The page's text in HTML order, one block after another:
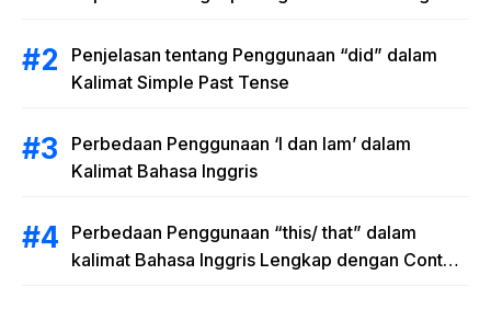
Penjelasan tentang Penggunaan “did” dalam
Kalimat Simple Past Tense
Perbedaan Penggunaan ‘I dan Iam’ dalam
Kalimat Bahasa Inggris
Perbedaan Penggunaan “this/ that” dalam
kalimat Bahasa Inggris Lengkap dengan Contoh